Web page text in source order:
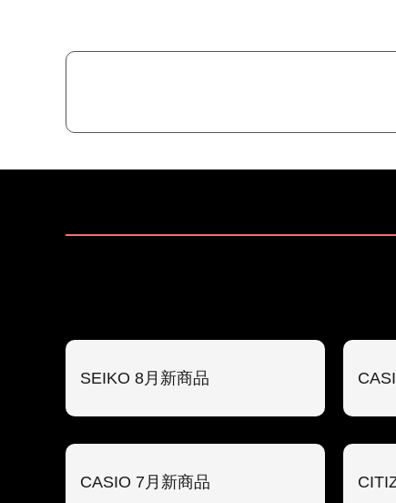
SEIKO 8月新商品
CASIO 7月新商品